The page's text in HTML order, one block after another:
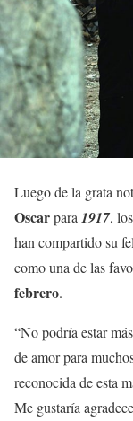
Luego de la grata
Oscarpara 1917,
han compartido su
como una de las
febrero.
“No podría estar
de amor para
reconocida de esta
Me gustaría